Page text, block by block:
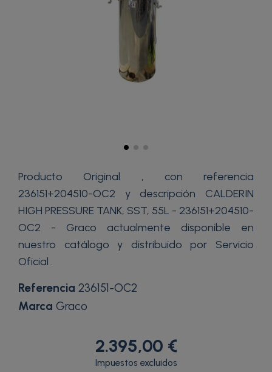
Producto Original , con referencia
236151+204510-OC2 y descripción CALDERIN
HIGH PRESSURE TANK, SST, 55L - 236151+204510-
OC2 - Graco actualmente disponible en
nuestro catálogo y distribuido por Servicio
Oficial .
Referencia 236151-OC2
Marca Graco
2.395,00 €
Impuestos excluidos